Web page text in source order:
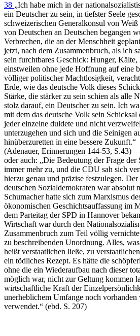
38 „Ich habe mich in der
ein Deutscher zu sein, in tiefster Seele
schweizerischen Generalkonsul von
von Deutschen an Deutschen begangen
Verbrechen, die an der Menschheit
jetzt, nach dem Zusammenbruch, als ich
sein furchtbares Geschick: Hunger,
einstweilen ohne jede Hoffnung auf eine
völliger politischer Machtlosigkeit,
Erde, wie das deutsche Volk dieses
Stärke, die stärker zu sein schien als alle
stolz darauf, ein Deutscher zu sein. Ich
mit dem das deutsche Volk sein
jeder einzelne duldete und nicht
unterzugehen und sich und die Seinigen
hinüberzuretten in eine bessere Zukunft.“
(Adenauer, Erinnerungen 144-53, S.43)
oder auch: „Die Bedeutung der Frage der
immer mehr zu, und die CDU sah sich
hierzu genau und präzise festzulegen.
deutschen Sozialdemokraten war absolut
Schumacher hatte sich zum Marxismus
ökonomischen Geschichtsauffassung im
dem Parteitag der SPD in Hannover
Wirtschaft war durch den
Zusammenbruch zum Teil völlig
zu beschreibenden Unordnung. Alles,
heißt verstaatlichen ließe, zu
ein tödliches Rezept. Es hätte die
ohne die ein Wiederaufbau nach dieser
möglich war, nicht zur Geltung kommen
wirtschaftliche Kraft der
unerheblichem Umfange noch
verwendet.“ (ebd. S. 207)